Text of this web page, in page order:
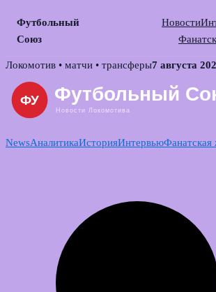
Футбольный
Союз
Новости
Skip
content
Локомотив • матчи • трансферы7 августа
NewsАналитикаИсторияИнтервьюФанатская